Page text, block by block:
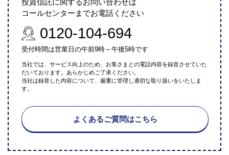
コールセンターまでお電話ください
0120-104-694
受付時間は営業日の午前9時～午後5時です
当社では、サービス向上のため、お客さまとの電話内容を録音させていた
だいております。あらかじめご了承ください。
当社は録音した内容について、厳重に管理し適切な取り扱いをいたしま
す。
よくあるご質問はこちら